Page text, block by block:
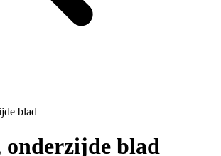
onderzijde blad